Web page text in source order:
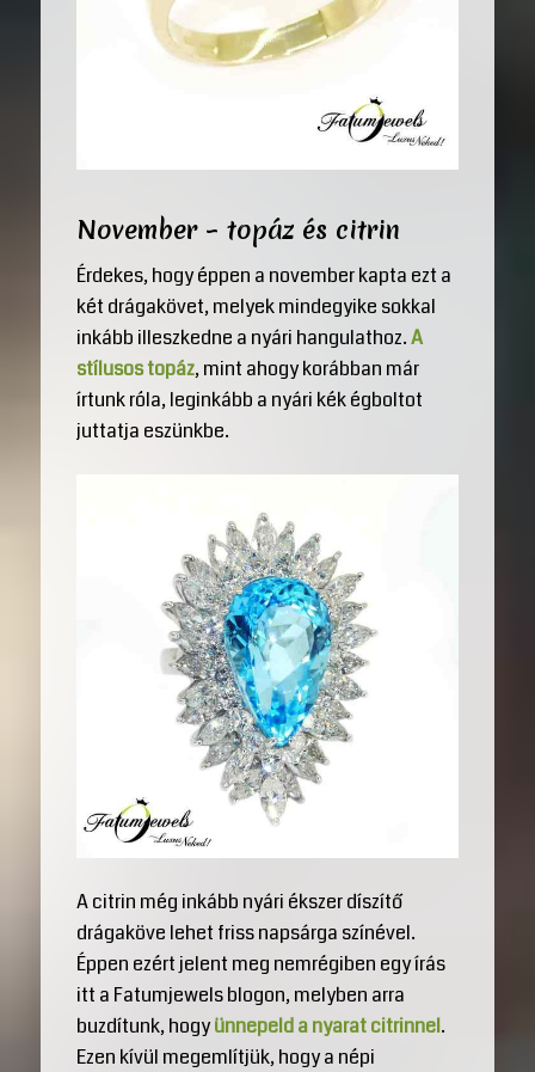
November – topáz és citrin
Érdekes, hogy éppen a november kapta ezt a
két drágakövet, melyek mindegyike sokkal
inkább illeszkedne a nyári hangulathoz.A
stílusos topáz, mint ahogy korábban már
írtunk róla, leginkább a nyári kék égboltot
juttatja eszünkbe.
A citrin még inkább nyári ékszer díszítő
drágaköve lehet friss napsárga színével.
Éppen ezért jelent meg nemrégiben egy írás
itt a Fatumjewels blogon, melyben arra
buzdítunk, hogyünnepeld a nyarat citrinnel.
Ezen kívül megemlítjük, hogy a népi